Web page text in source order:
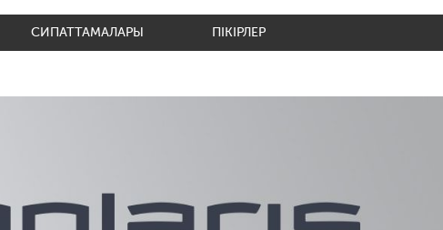
СИПАТТАМАЛАРЫ ПІКІРЛЕР